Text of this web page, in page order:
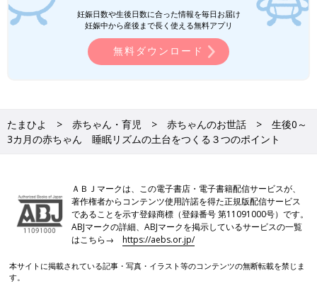
妊娠日数や生後日数に合った情報を毎日お届け
妊娠中から産後まで長く使える無料アプリ
無料ダウンロード
たまひよ 赤ちゃん・育児 赤ちゃんのお世話
生後0～
3カ月の赤ちゃん 睡眠リズムの土台をつくる３つのポイント
ＡＢＪマークは、この電子書店・電子書籍配信サービスが、
著作権者からコンテンツ使用許諾を得た正規版配信サービス
であることを示す登録商標（登録番号 第11091000号）です。
ABJマークの詳細、ABJマークを掲示しているサービスの一覧
はこちら→https://aebs.or.jp/
本サイトに掲載されている記事・写真・イラスト等のコンテンツの無断転載を禁じま
す。